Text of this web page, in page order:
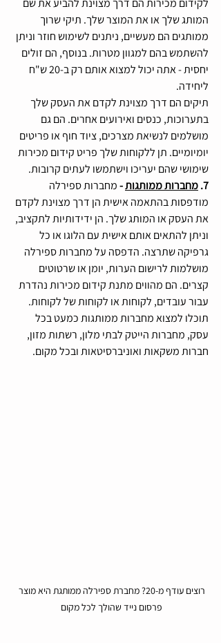
לקידום מכירות הם דרך מצוינת להביע את שם
המותג שלך או את המוצר שלך. תיקי שרוך
ממותגים הם מעשיים, ניתנים לשימוש חוזר וניתן
להשתמש בהם למגוון מטרות. בנוסף, הם זולים
יחסית - אתה יכול למצוא אותם רק ב-20 ש"ח
ליחידה.
תיקים הם דרך מצוינת לקדם את העסק שלך
בתערוכות, כנסים ואירועים אחרים. הם גם
מושלמים לנשיאת מצרכים, ציוד חוף או פריטים
יומיומיים. תן ללקוחות שלך פריט קידום מכירות
שימושי שהם יעריכו וישתמשו לעתים קרובות.
7. מחברות ממותגות - מחברות ספירלה
מודפסות בהתאמה אישית הן דרך מצוינת לקדם
את העסק או המותג שלך. הן ידידותיות לתקציב,
וניתן להתאים אותם אישית עם הלוגו או כל
גרפיקה שתרצה. הדפסה על מחברות ספירלה
מושלמות לרישום הערות, יומן או שרטוטים
קצרים. הם מהווים מתנת קידום מכירות נהדרת
עבור עובדים, לקוחות או לקוחות של לקוחות.
תוכלו למצוא מחברות ממותגות כמעט בכל
עסק, מחברות הייטק לבתי מלון, רשתות מזון,
חברות משקאות ואוניברסיטאות ובכל מקום.
רוצים עודף מ-20? מחברת ספירלה ממותגת היא מוצר
פרסום נייד שהולך לכל מקום